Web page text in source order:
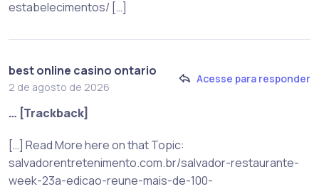
estabelecimentos/ […]
best online casino ontario
2 de agosto de 2026
Acesse para responder
… [Trackback]
[…] Read More here on that Topic:
salvadorentretenimento.com.br/salvador-restaurante-
week-23a-edicao-reune-mais-de-100-